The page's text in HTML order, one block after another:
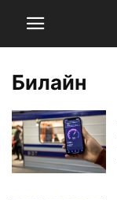
Билайн